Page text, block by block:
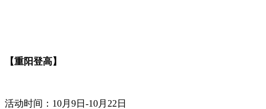
【重阳登高】
活动时间：10月9日-10月22日